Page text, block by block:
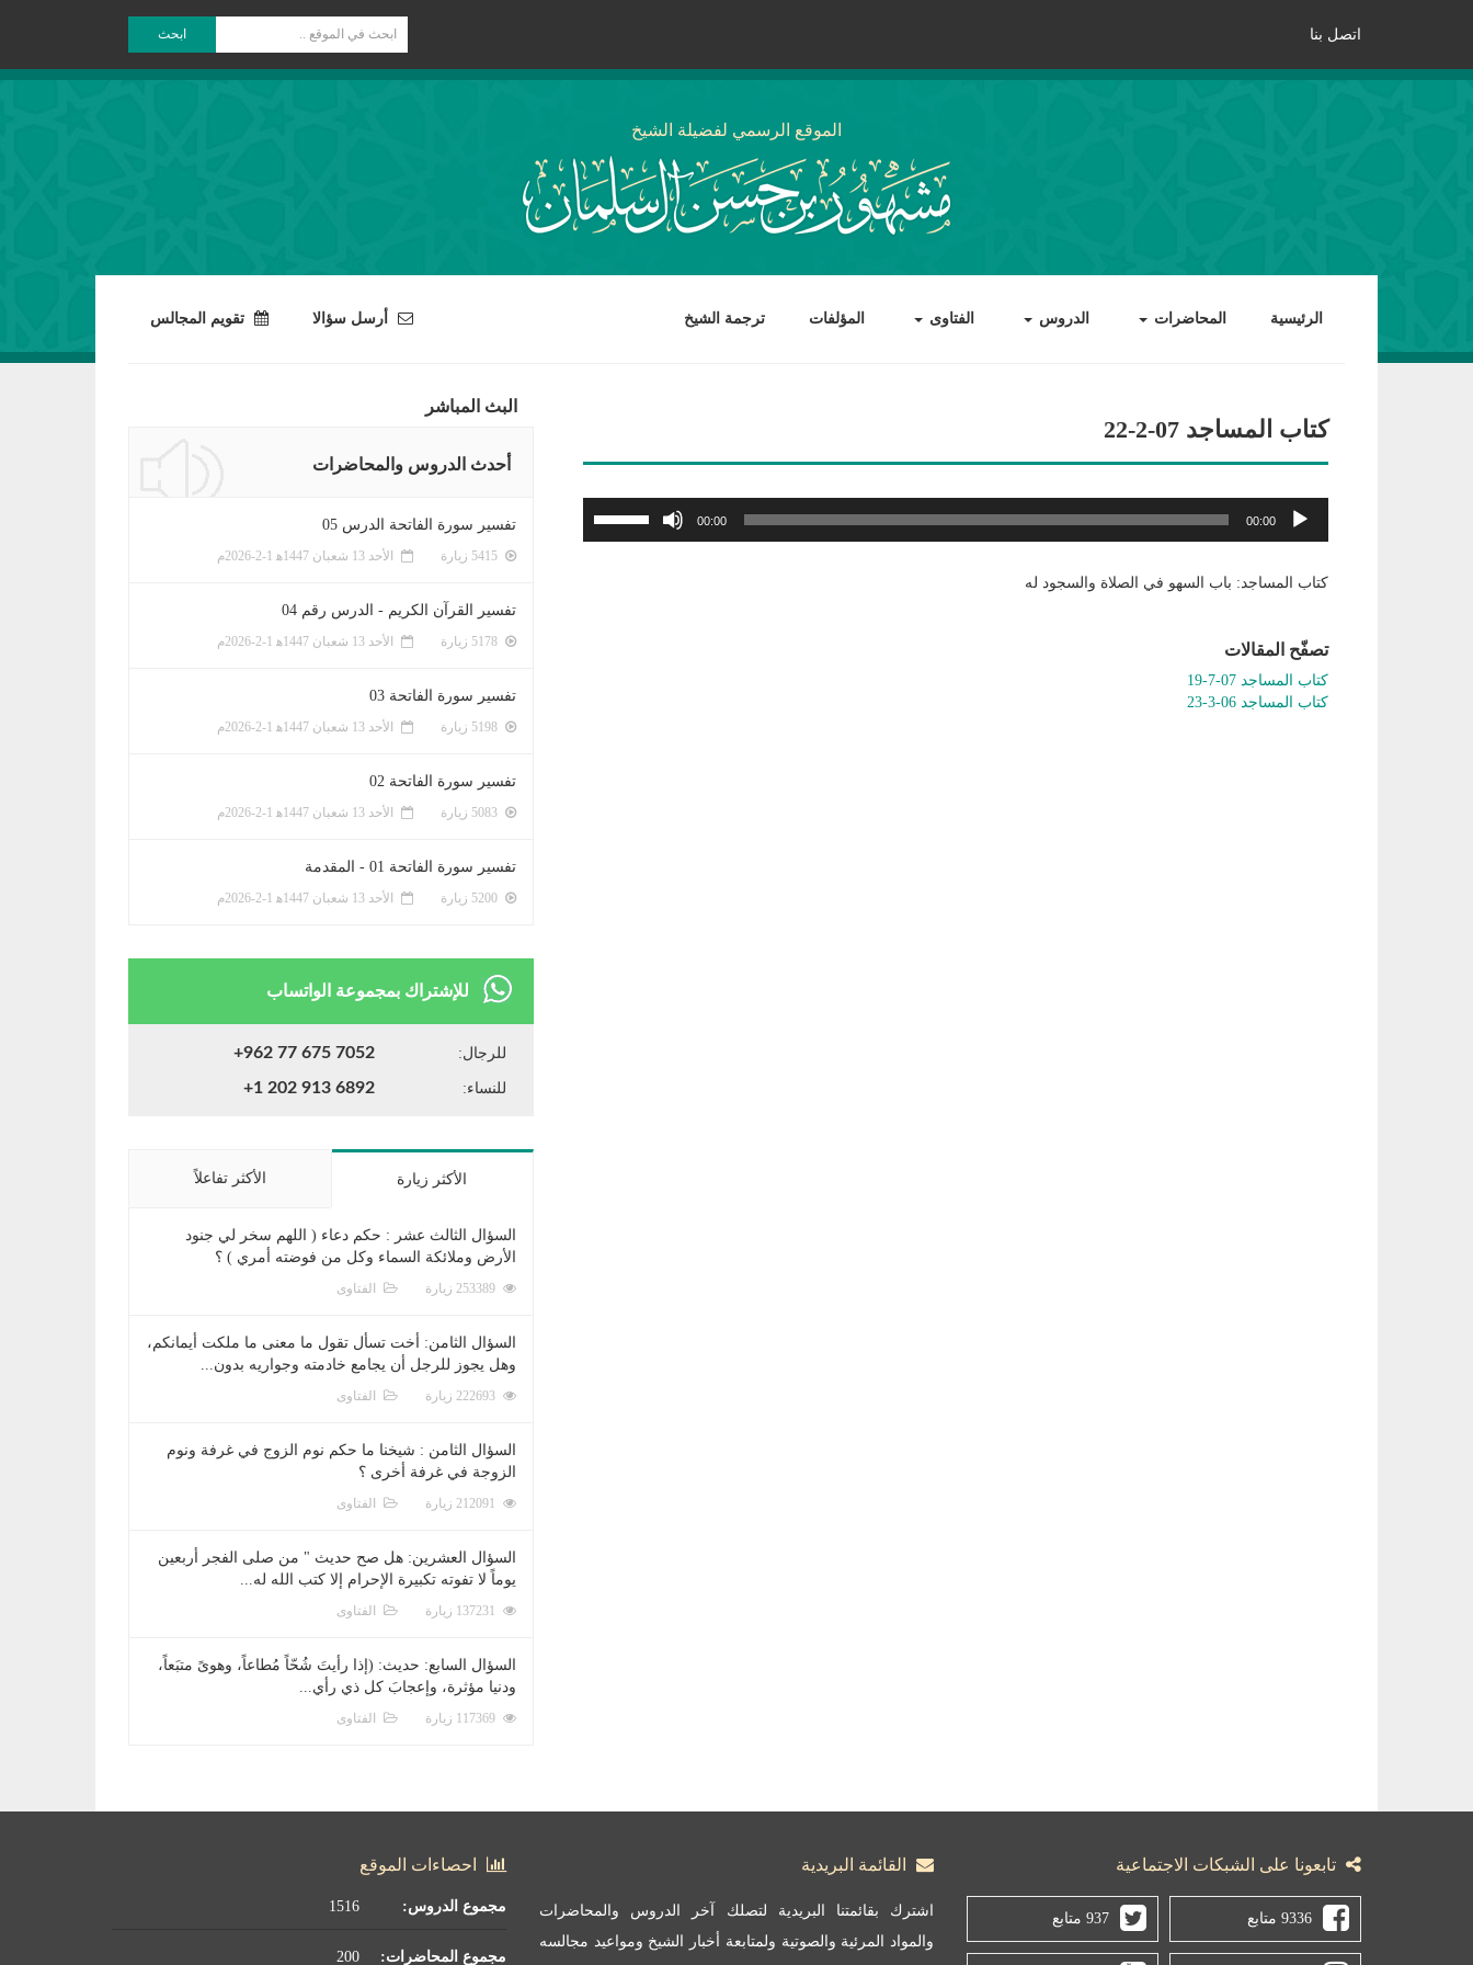
اتصل بنا ابحث
الموقع الرسمي لفضيلة الشيخ
الرئيسية المحاضرات الدروس الفتاوى المؤلفات ترجمة الشيخ أرسل سؤالا تقويم المجالس
كتاب المساجد 07-2-22
مشغل
الصوت
00:00
00:00
كتاب المساجد: باب السهو في الصلاة والسجود له
تصفّح المقالات
كتاب المساجد 07-7-19
كتاب المساجد 06-3-23
البث المباشر
أحدث الدروس والمحاضرات
تفسير سورة الفاتحة الدرس 05
الأحد 13 شعبان 1447ﻫ 1-2-2026م
تفسير القرآن الكريم - الدرس رقم 04
الأحد 13 شعبان 1447ﻫ 1-2-2026م
تفسير سورة الفاتحة 03
الأحد 13 شعبان 1447ﻫ 1-2-2026م
تفسير سورة الفاتحة 02
الأحد 13 شعبان 1447ﻫ 1-2-2026م
تفسير سورة الفاتحة 01 - المقدمة
الأحد 13 شعبان 1447ﻫ 1-2-2026م
للإشتراك بمجموعة الواتساب
للرجال: +962 77 675 7052
للنساء: +1 202 913 6892
الأكثر زيارة الأكثر تفاعلاً
السؤال الثالث عشر : حكم دعاء ( اللهم سخر لي جنود
الأرض وملائكة السماء وكل من فوضته أمري ) ؟
الفتاوى
السؤال الثامن: أخت تسأل تقول ما معنى ما ملكت أيمانكم،
وهل يجوز للرجل أن يجامع خادمته وجواريه بدون...
الفتاوى
السؤال الثامن : شيخنا ما حكم نوم الزوج في غرفة ونوم
الزوجة في غرفة أخرى ؟
الفتاوى
السؤال العشرين: هل صح حديث " من صلى الفجر أربعين
يوماً لا تفوته تكبيرة الإحرام إلا كتب الله له...
الفتاوى
السؤال السابع: حديث: (إذا رأيتَ شُحّاً مُطاعاً، وهوىً متبَعاً،
ودنيا مؤثرة، وإعجابَ كل ذي رأي...
الفتاوى
تابعونا على الشبكات الاجتماعية
9336 متابع 937 متابع
القائمة البريدية
اشترك بقائمتنا البريدية لتصلك آخر الدروس والمحاضرات
والمواد المرئية والصوتية ولمتابعة أخبار الشيخ ومواعيد مجالسه
احصاءات الموقع
مجموع الدروس:
مجموع المحاضرات: